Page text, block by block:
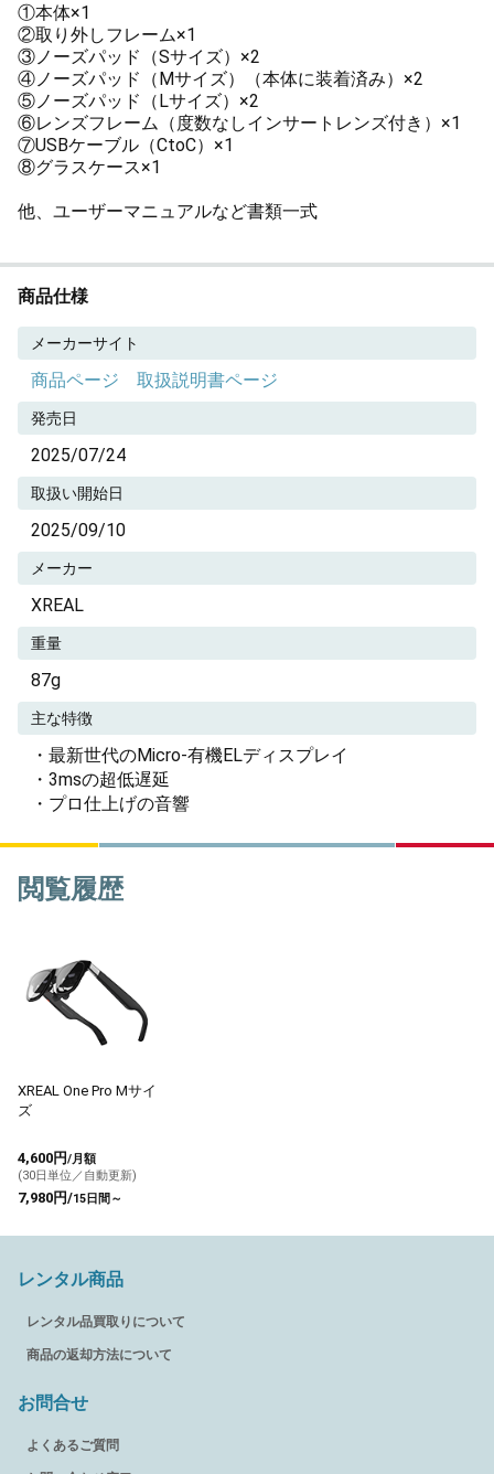
①本体×1
②取り外しフレーム×1
③ノーズパッド（Sサイズ）×2
④ノーズパッド（Mサイズ）（本体に装着済み）×2
⑤ノーズパッド（Lサイズ）×2
⑥レンズフレーム（度数なしインサートレンズ付き）×1
⑦USBケーブル（CtoC）×1
⑧グラスケース×1
他、ユーザーマニュアルなど書類一式
商品仕様
メーカーサイト
商品ページ 取扱説明書ページ
発売日
2025/07/24
取扱い開始日
2025/09/10
メーカー
XREAL
重量
87g
主な特徴
・最新世代のMicro-有機ELディスプレイ
・3msの超低遅延
・プロ仕上げの音響
閲覧履歴
XREAL One Pro Mサイ
ズ
4,600円/月額
(30日単位／自動更新)
7,980円/15日間～
レンタル商品
レンタル品買取りについて
商品の返却方法について
お問合せ
よくあるご質問